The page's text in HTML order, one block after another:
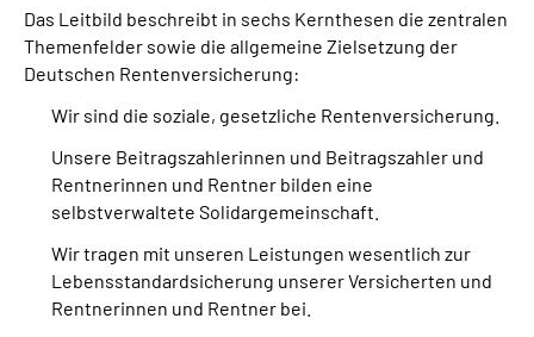
Leichte Sprache
Mein Kundenportal
Das Leitbild beschreibt in sechs Kernthesen die zentralen
Themenfelder sowie die allgemeine Zielsetzung der
Deutschen Rentenversicherung:
Wir sind die soziale, gesetzliche Rentenversicherung.
Unsere Beitragszahlerinnen und Beitragszahler und
Rentnerinnen und Rentner bilden eine
selbstverwaltete Solidargemeinschaft.
Wir tragen mit unseren Leistungen wesentlich zur
Lebensstandardsicherung unserer Versicherten und
Rentnerinnen und Rentner bei.